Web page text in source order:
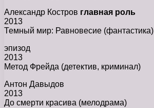
Александр Костров главная роль
2013
Темный мир: Равновесие (фантастика)
эпизод
2013
Метод Фрейда (детектив, криминал)
Антон Давыдов
2013
До смерти красива (мелодрама)